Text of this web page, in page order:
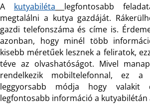
A kutyabiléta
legfontosabb
megtalálni a kutya gazdáját.
gazdi telefonszáma és címe is.
azonban, hogy minél több
kisebb méretűek lesznek a feliratok,
téve az olvashatóságot. Mivel
rendelkezik mobiltelefonnal, ez a
leggyorsabb módja hogy valakit
legfontosabb információ a kutyabilétán